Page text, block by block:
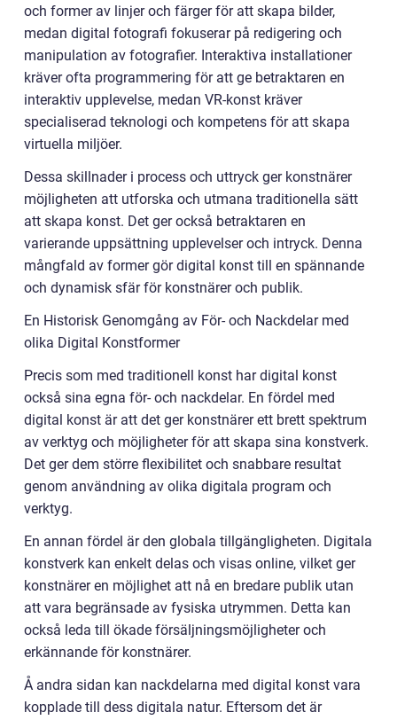
och former av linjer och färger för att skapa bilder,
medan digital fotografi fokuserar på redigering och
manipulation av fotografier. Interaktiva installationer
kräver ofta programmering för att ge betraktaren en
interaktiv upplevelse, medan VR-konst kräver
specialiserad teknologi och kompetens för att skapa
virtuella miljöer.
Dessa skillnader i process och uttryck ger konstnärer
möjligheten att utforska och utmana traditionella sätt
att skapa konst. Det ger också betraktaren en
varierande uppsättning upplevelser och intryck. Denna
mångfald av former gör digital konst till en spännande
och dynamisk sfär för konstnärer och publik.
En Historisk Genomgång av För- och Nackdelar med
olika Digital Konstformer
Precis som med traditionell konst har digital konst
också sina egna för- och nackdelar. En fördel med
digital konst är att det ger konstnärer ett brett spektrum
av verktyg och möjligheter för att skapa sina konstverk.
Det ger dem större flexibilitet och snabbare resultat
genom användning av olika digitala program och
verktyg.
En annan fördel är den globala tillgängligheten. Digitala
konstverk kan enkelt delas och visas online, vilket ger
konstnärer en möjlighet att nå en bredare publik utan
att vara begränsade av fysiska utrymmen. Detta kan
också leda till ökade försäljningsmöjligheter och
erkännande för konstnärer.
Å andra sidan kan nackdelarna med digital konst vara
kopplade till dess digitala natur. Eftersom det är